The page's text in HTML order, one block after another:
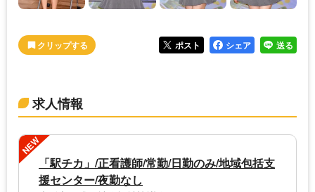
ポスト シェア 送る
求人情報
NEW
「駅チカ」/正看護師/常勤/日勤のみ/地域包括支
援センター/夜勤なし